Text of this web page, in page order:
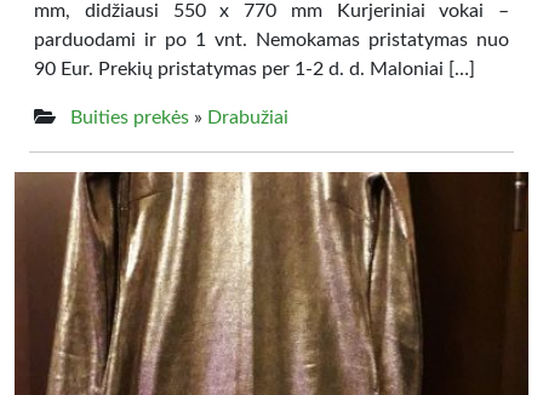
mm, didžiausi 550 x 770 mm Kurjeriniai vokai –
parduodami ir po 1 vnt. Nemokamas pristatymas nuo
90 Eur. Prekių pristatymas per 1-2 d. d. Maloniai […]
Buities prekės » Drabužiai